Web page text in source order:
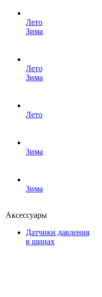
Лето
Зима
Лето
Зима
Лето
Зима
Зима
Аксессуары
Датчики давления
в шинах